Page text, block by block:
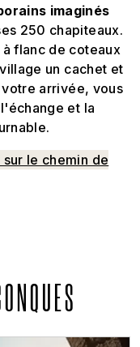
imaginés
250 chapiteaux.
flanc de coteaux
un cachet et
arrivée, vous
et la
le chemin de